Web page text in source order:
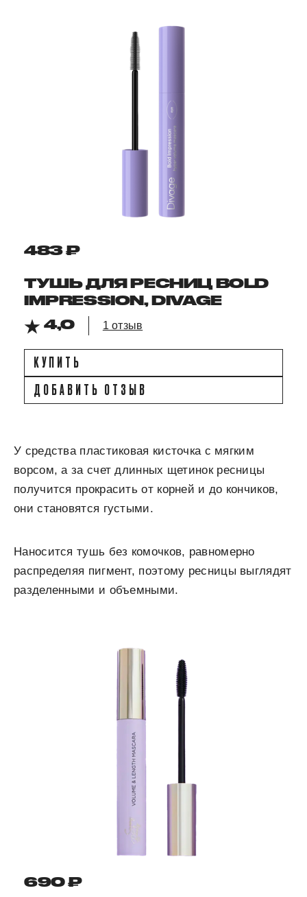
483 ₽
ТУШЬ ДЛЯ РЕСНИЦ BOLD
IMPRESSION, DIVAGE
4,0
1 отзыв
КУПИТЬ
ДОБАВИТЬ ОТЗЫВ
У средства пластиковая кисточка с мягким
ворсом, а за счет длинных щетинок ресницы
получится прокрасить от корней и до кончиков,
они становятся густыми.
Наносится тушь без комочков, равномерно
распределяя пигмент, поэтому ресницы выглядят
разделенными и объемными.
690 ₽